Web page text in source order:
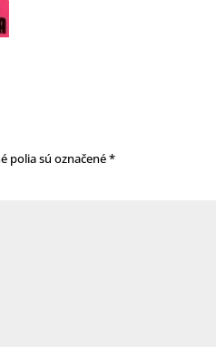
polia sú označené*